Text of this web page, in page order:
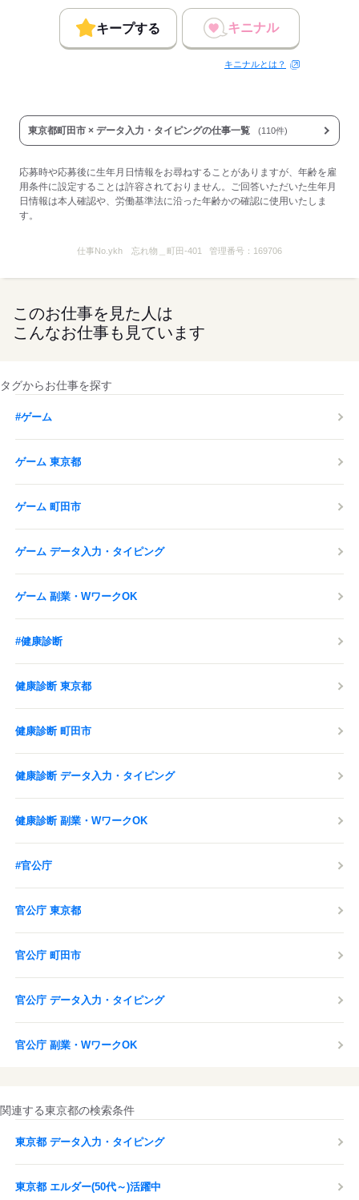
キープする キニナル
キニナルとは？
東京都町田市 × データ入力・タイピングの仕事一覧 (110件)
応募時や応募後に生年月日情報をお尋ねすることがありますが、年齢を雇
用条件に設定することは許容されておりません。ご回答いただいた生年月
日情報は本人確認や、労働基準法に沿った年齢かの確認に使用いたしま
す。
仕事No. ykh 忘れ物＿町田-401 管理番号： 169706
このお仕事を見た人は
こんなお仕事も見ています
タグからお仕事を探す
#ゲーム
ゲーム 東京都
ゲーム 町田市
ゲーム データ入力・タイピング
ゲーム 副業・WワークOK
#健康診断
健康診断 東京都
健康診断 町田市
健康診断 データ入力・タイピング
健康診断 副業・WワークOK
#官公庁
官公庁 東京都
官公庁 町田市
官公庁 データ入力・タイピング
官公庁 副業・WワークOK
関連する東京都の検索条件
東京都 データ入力・タイピング
東京都 エルダー(50代～)活躍中